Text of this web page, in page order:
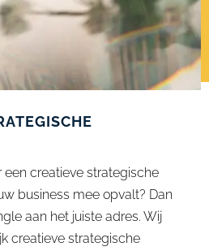
een creatieve strategische
business mee opvalt? Dan
aan het juiste adres. Wij
creatieve strategische